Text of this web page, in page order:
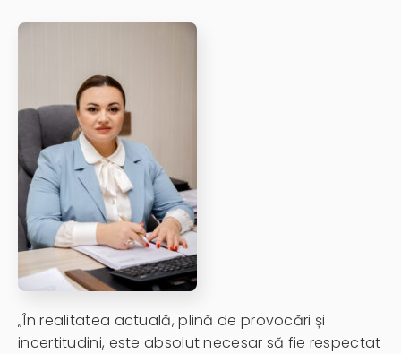
„În realitatea actuală, plină de provocări și
incertitudini, este absolut necesar să fie respectat